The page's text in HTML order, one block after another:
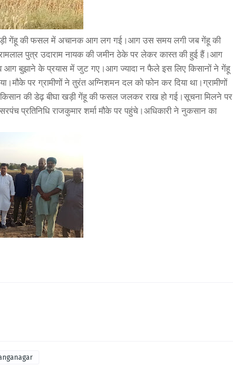
खड़ी गेंहू की फसल में अचानक आग लग गई।आग उस समय लगी जब गेंहू की
पुत्र उदाराम नायक की जमीन ठेके पर लेकर कास्त की हुई हैं।आग
आग बुझाने के प्रयास में जुट गए।आग ज्यादा न फैले इस लिए किसानों ने गेंहू
पर ग्रामीणों ने तुरंत अग्निशमन दल को फोन कर दिया था।ग्रामीणों
की डेढ़ बीघा खड़ी गेंहू की फसल जलकर राख हो गई।सूचना मिलने पर
प्रतिनिधि राजकुमार शर्मा मौके पर पहुंचे।अधिकारी ने नुकसान का